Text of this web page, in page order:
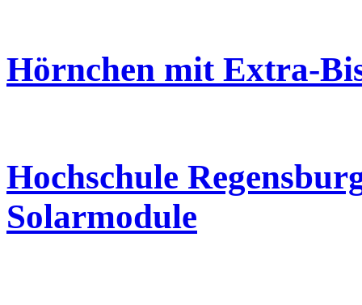
Hörnchen mit Extra-
Hochschule
Solarmodule